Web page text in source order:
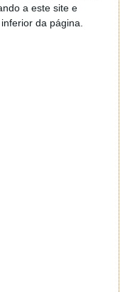
a este site e
da página.
Operativos: